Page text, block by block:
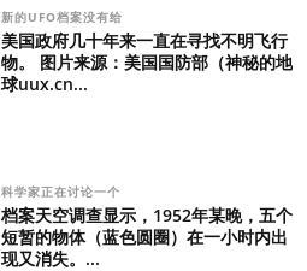
新的UFO档案没有给
美国政府几十年来一直在寻找不明飞行
物。 图片来源：美国国防部（神秘的地
球uux.cn...
科学家正在讨论一个
档案天空调查显示，1952年某晚，五个
短暂的物体（蓝色圆圈）在一小时内出
现又消失。...